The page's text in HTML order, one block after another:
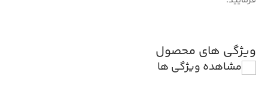
ویژگی های محصول
مشاهده ویژگی ها